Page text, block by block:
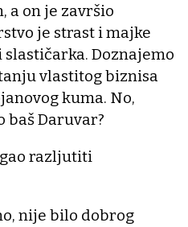
a on je završio
je strast i majke
Doznajemo
vlastitog biznisa
kuma. No,
baš Daruvar?
razljutiti
nije bilo dobrog